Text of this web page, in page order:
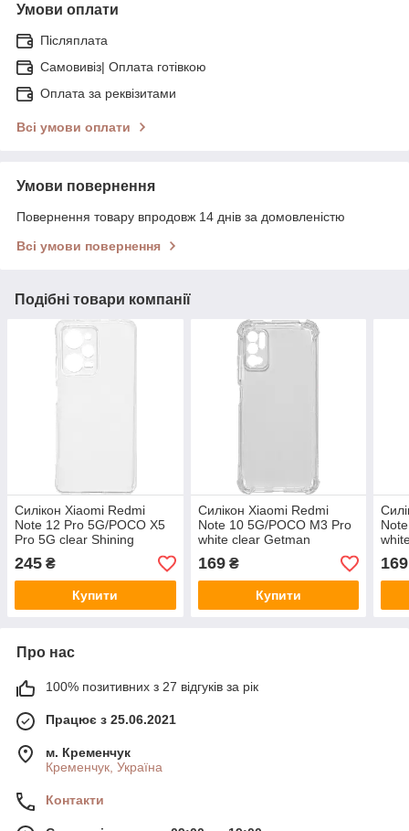
Умови оплати
Післяплата
Самовивіз| Оплата готівкою
Оплата за реквізитами
Всі умови оплати
Умови повернення
Повернення товару впродовж 14 днів за домовленістю
Всі умови повернення
Подібні товари компанії
Силікон Xiaomi Redmi
Note 12 Pro 5G/POCO X5
Pro 5G clear Shining
245 ₴
Купити
Силікон Xiaomi Redmi
Note 10 5G/POCO M3 Pro
white clear Getman
169₴
Купити
169
Про нас
100% позитивних з 27 відгуків за рік
Працює з 25.06.2021
м. Кременчук
Кременчук, Україна
Контакти